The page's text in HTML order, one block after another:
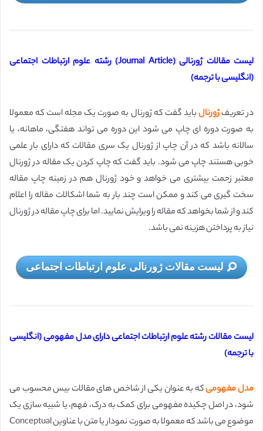
لیست مقالات ژورنالی (Journal Article) رشته علوم ارتباطات اجتماعی
(انگلیسی با ترجمه)
در تعریفژورنالباید گفت که ژورنال به صورت یک مجله است که معمولا
به صورت دوره ای چاپ می شود این دوره می تواند هفتگی‌، ماهانه‌، یا
سالانه باشد که در آن چاپ از ژورنال یک سری مقالات که دارای بار علمی
خوبی هستند چاپ می شود. باید گفت که چاپ کردن یک مقاله در ژورنال
معتبر زحمت بیشتری می خواهد و خود ژورنال هم در زمینه چاپ مقاله
سخت گیری می کند و ممکن است چند بار به شما اشکالات مقاله را اعلام
کند و از شما بخواهد که مقاله را ویرایش نمایید. اما برای چاپ مقاله در ژورنال
نیاز به پرداختن هزینه نمی باشد.
لیست مقالات ژورنالی علوم ارتباطات اجتماعی
لیست مقالات رشته علوم ارتباطات اجتماعی دارای مدل مفهومی (انگلیسی
با ترجمه)
مدل مفهومیکه به عنوان یکی از شاخص های مقالات بیس محسوب می
شود، در اصل چکیده مفهومی برای کمک به درک، فهم، یا شبیه‌ سازی یک
موضوع می باشد که معمولا به صورت نمودار یا متن با عناوین Conceptual